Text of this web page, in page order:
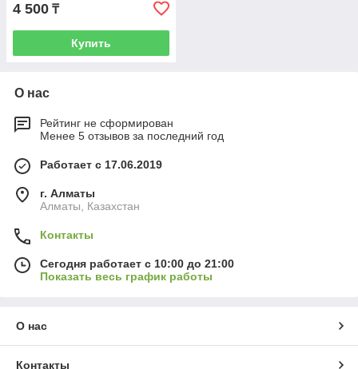
4 500 ₸
Купить
О нас
Рейтинг не сформирован
Менее 5 отзывов за последний год
Работает с 17.06.2019
г. Алматы
Алматы, Казахстан
Контакты
Сегодня работает с 10:00 до 21:00
Показать весь график работы
О нас
Контакты